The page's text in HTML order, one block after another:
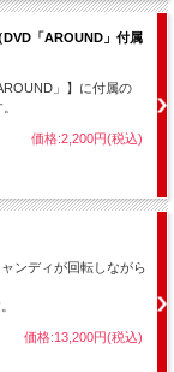
「AROUND」付属
」】に付属の
価格:2,200円(税込)
ンディが回転しながら
価格:13,200円(税込)